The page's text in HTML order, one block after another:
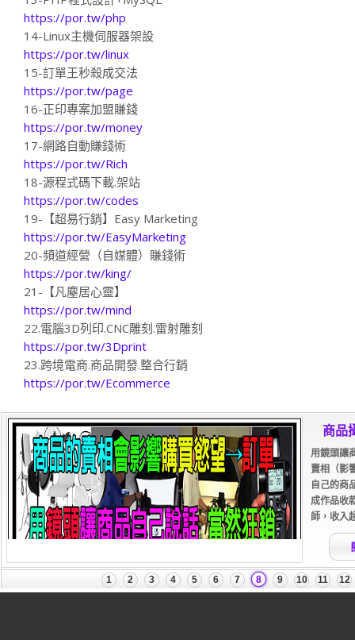
https://por.tw/php
14-Linux主機伺服器架設
https://por.tw/linux
15-訂單王秒殺成交法
https://por.tw/page
16-正印專案加盟賺錢
https://por.tw/money
17-網路自動賺錢術
https://por.tw/Rich
18-源程式碼下載.架站
https://por.tw/codes
19-【超易行銷】Easy Marketing
https://por.tw/EasyMarketing
20-頻道經營（自媒體）賺錢術
https://por.tw/king/
21-【凡塵居心靈】
https://por.tw/mind
22.電腦3D列印.CNC雕刻.雷射雕刻
https://por.tw/3Dprint
23.跨境電商.商品開發.整合行銷
https://por.tw/Ecommerce